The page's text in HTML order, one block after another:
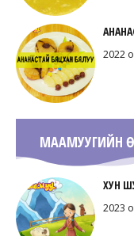
2022
МААМУУГИЙН
ХУН
2023